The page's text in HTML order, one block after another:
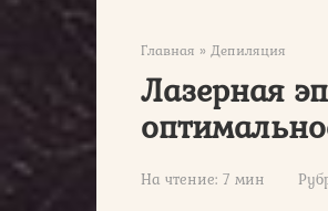
Главная » Депиляция
Лазерная
На чтение: 7 мин